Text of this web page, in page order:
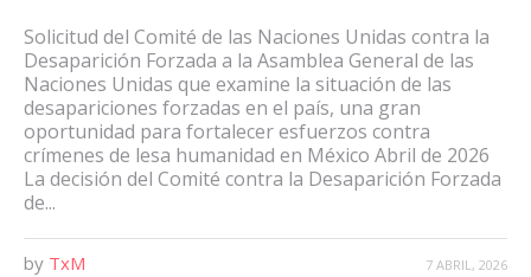
Solicitud del Comité de las Naciones Unidas contra la
Desaparición Forzada a la Asamblea General de las
Naciones Unidas que examine la situación de las
desapariciones forzadas en el país, una gran
oportunidad para fortalecer esfuerzos contra
crímenes de lesa humanidad en México Abril de 2026
La decisión del Comité contra la Desaparición Forzada
de...
7 ABRIL, 2026
by TxM